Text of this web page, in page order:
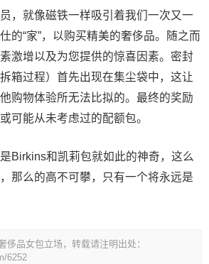
，就像磁铁一样吸引着我们一次又一
的“家”，以购买精美的奢侈品。随之而
激增以及为您提供的惊喜因素。密封
箱过程）首先出现在集尘袋中，这让
购物体验所无法比拟的。最终的奖励
可能从未考虑过的配额包。
Birkins和凯莉包就如此的神奇，这么
那么的高不可攀，只有一个将永远是
侈品女包立场，转载请注明出处：
6252